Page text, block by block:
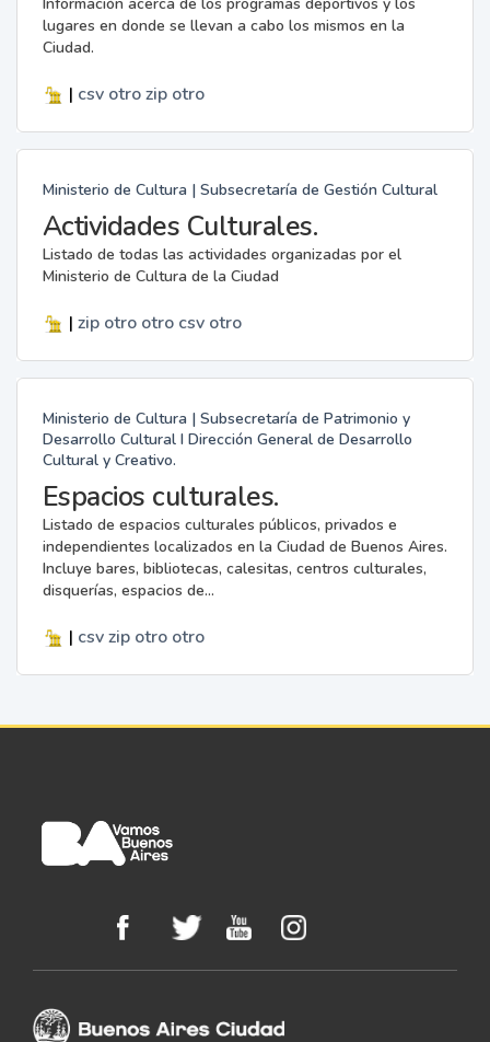
lugares en donde se llevan a cabo los mismos en la
Ciudad.
| csv otro zip otro
Ministerio de Cultura | Subsecretaría de Gestión Cultural
Actividades Culturales.
Listado de todas las actividades organizadas por el
Ministerio de Cultura de la Ciudad
| zip otro otro csv otro
Ministerio de Cultura | Subsecretaría de Patrimonio y
Desarrollo Cultural I Dirección General de Desarrollo
Cultural y Creativo.
Espacios culturales.
Listado de espacios culturales públicos, privados e
independientes localizados en la Ciudad de Buenos Aires.
Incluye bares, bibliotecas, calesitas, centros culturales,
disquerías, espacios de...
| csv zip otro otro